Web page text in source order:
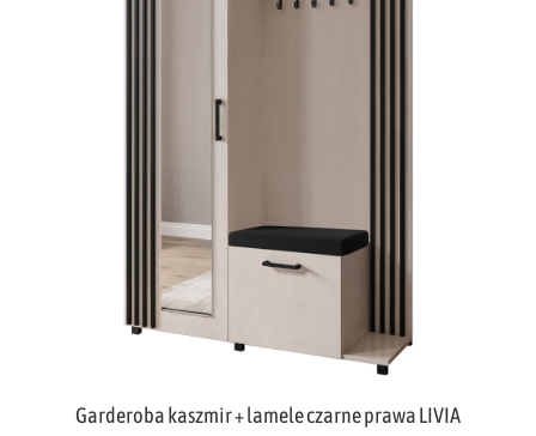
Garderoba kaszmir + lamele czarne prawa LIVIA